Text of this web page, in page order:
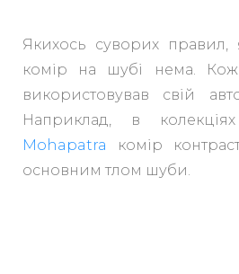
Якихось суворих правил,
комір на шубі нема.
використовував свій
Наприклад, в
Mohapatra
комір
основним тлом шуби.